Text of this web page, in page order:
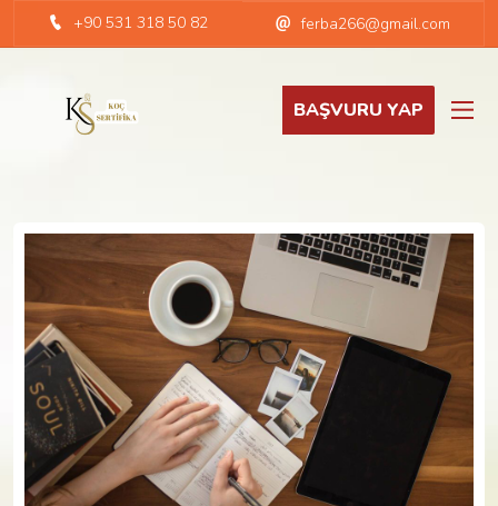
+90 531 318 50 82 ferba266@gmail.com
BAŞVURU YAP